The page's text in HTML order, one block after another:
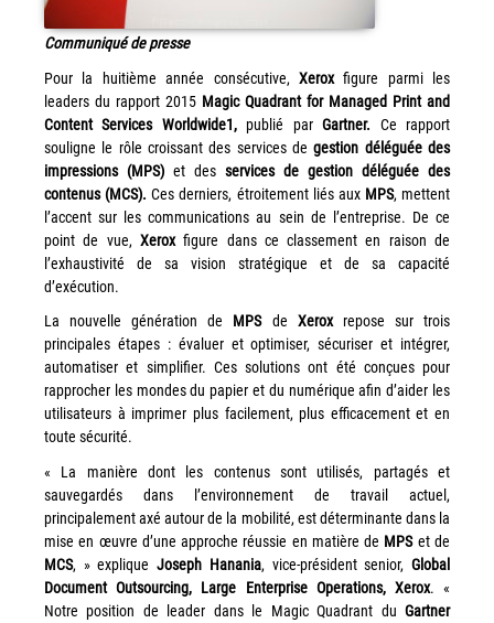
Simplifiez la gestion RH de votre entreprise avec un logiciel
tout-en-un
Gammes d’équipements et services d’impression
Matériel
Imprimantes de bureau
Multifonctions
Presses numériques et imprimantes de production
Traceurs grands formats
Imprimante Xerox® PrimeLink® PrimeLink C9200
Gamme d’imprimantes Xerox® AltaLink® C8200 à
capacités d’impression élevées
Xerox® VersaLink® C405 C415 — Multifonction A4
couleur
Imprimante multifonctions couleur Xerox® VersaLink®
C7120/C7125/C7130
Capture numérisation de documents
RISC Box
Apps
Services
Communiqué de presse
Pour la huitième année consécutive, Xeroxfigure parmi les
leaders du rapport 2015 Magic Quadrant for Managed Print and
Content Services Worldwide1,publié parGartner. Ce rapport
souligne le rôle croissant des services degestion déléguée des
impressions (MPS) et des services de gestion déléguée des
contenus (MCS). Ces derniers, étroitement liés aux MPS, mettent
l’accent sur les communications au sein de l’entreprise. De ce
point de vue, Xeroxfigure dans ce classement en raison de
l’exhaustivité de sa vision stratégique et de sa capacité
d’exécution.
La nouvelle génération de MPSde Xeroxrepose sur trois
principales étapes : évaluer et optimiser, sécuriser et intégrer,
automatiser et simplifier. Ces solutions ont été conçues pour
rapprocher les mondes du papier et du numérique afin d’aider les
utilisateurs à imprimer plus facilement, plus efficacement et en
toute sécurité.
« La manière dont les contenus sont utilisés, partagés et
sauvegardés dans l’environnement de travail actuel,
principalement axé autour de la mobilité, est déterminante dans la
mise en œuvre d’une approche réussie en matière de MPSet de
MCS, » expliqueJoseph Hanania, vice-président senior,Global
Document Outsourcing, Large Enterprise Operations, Xerox. «
Notre position de leader dans le Magic Quadrant du Gartner